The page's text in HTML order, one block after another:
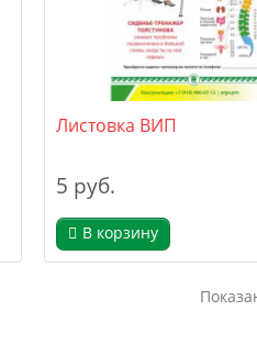
Листовка ВИП
5 руб.
В корзину